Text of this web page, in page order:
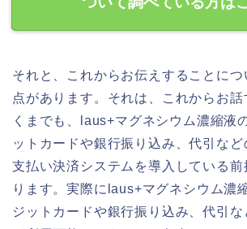
それと、これからお伝えすることに
点があります。それは、これからお話
くまでも、laus+マグネシウム濃縮液
ットカードや銀行振り込み、代引な
支払い決済システムを導入している前
ります。実際にlaus+マグネシウム濃
ジットカードや銀行振り込み、代引